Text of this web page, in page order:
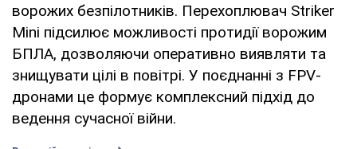
ворожих безпілотників. Перехоплювач Striker
Mini підсилює можливості протидії ворожим
БПЛА, дозволяючи оперативно виявляти та
знищувати цілі в повітрі. У поєднанні з FPV-
дронами це формує комплексний підхід до
ведення сучасної війни.